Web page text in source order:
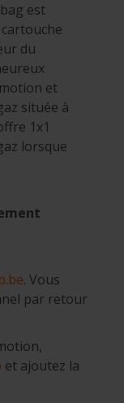
est
du
et
située à
1x1
lorsque
. Vous
par retour
et ajoutez la